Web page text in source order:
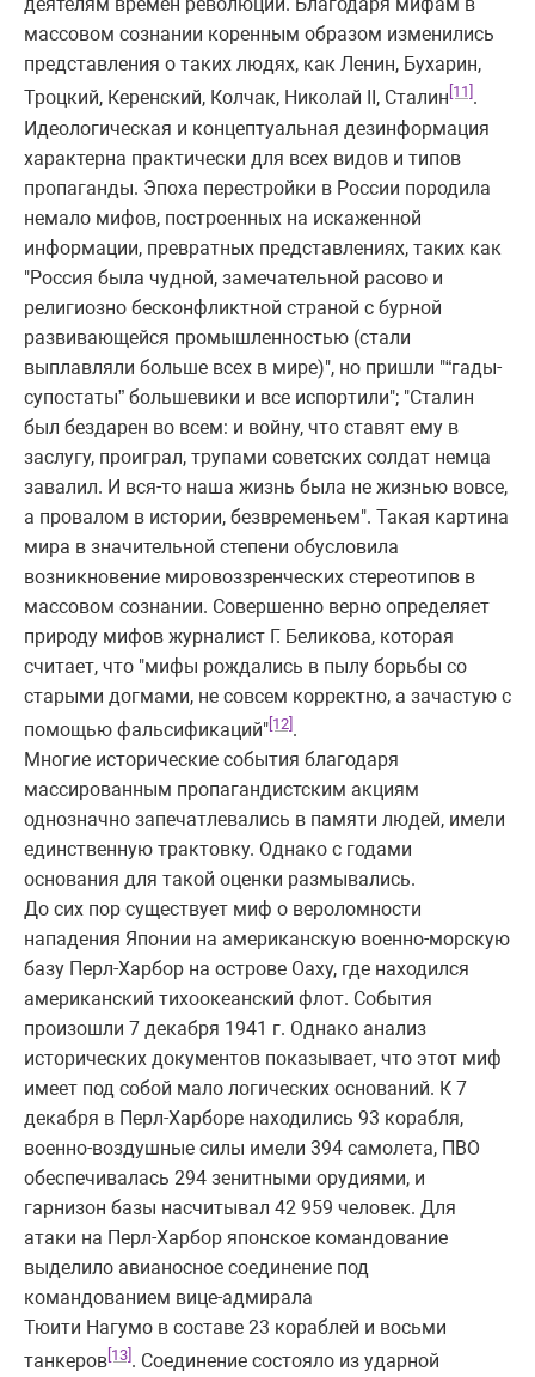
деятелям времен революции. Благодаря мифам в
массовом сознании коренным образом изменились
представления о таких людях, как Ленин, Бухарин,
Троцкий, Керенский, Колчак, Николай II, Сталин [11] .
Идеологическая и концептуальная дезинформация
характерна практически для всех видов и типов
пропаганды. Эпоха перестройки в России породила
немало мифов, построенных на искаженной
информации, превратных представлениях, таких как
"Россия была чудной, замечательной расово и
религиозно бесконфликтной страной с бурной
развивающейся промышленностью (стали
выплавляли больше всех в мире)", но пришли "“гады-
супостаты” большевики и все испортили"; "Сталин
был бездарен во всем: и войну, что ставят ему в
заслугу, проиграл, трупами советских солдат немца
завалил. И вся-то наша жизнь была не жизнью вовсе,
а провалом в истории, безвременьем". Такая картина
мира в значительной степени обусловила
возникновение мировоззренческих стереотипов в
массовом сознании. Совершенно верно определяет
природу мифов журналист Г. Беликова, которая
считает, что "мифы рождались в пылу борьбы со
старыми догмами, не совсем корректно, а зачастую с
помощью фальсификаций"[12].
Многие исторические события благодаря
массированным пропагандистским акциям
однозначно запечатлевались в памяти людей, имели
единственную трактовку. Однако с годами
основания для такой оценки размывались.
До сих пор существует миф о вероломности
нападения Японии на американскую военно-морскую
базу Перл-Харбор на острове Оаху, где находился
американский тихоокеанский флот. События
произошли 7 декабря 1941 г. Однако анализ
исторических документов показывает, что этот миф
имеет под собой мало логических оснований. К 7
декабря в Перл-Харборе находились 93 корабля,
военно-воздушные силы имели 394 самолета, ПВО
обеспечивалась 294 зенитными орудиями, и
гарнизон базы насчитывал 42 959 человек. Для
атаки на Перл-Харбор японское командование
выделило авианосное соединение под
командованием вице-адмирала
Тюити Нагумо в составе 23 кораблей и восьми
танкеров [13] . Соединение состояло из ударной